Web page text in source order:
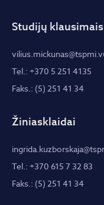
Studijų klausimais
Tel.: +370 5 251 4135
Faks.: (5) 251 41 34
Žiniasklaidai
Tel.: +370 615 7 32 83
Faks.: (5) 251 41 34